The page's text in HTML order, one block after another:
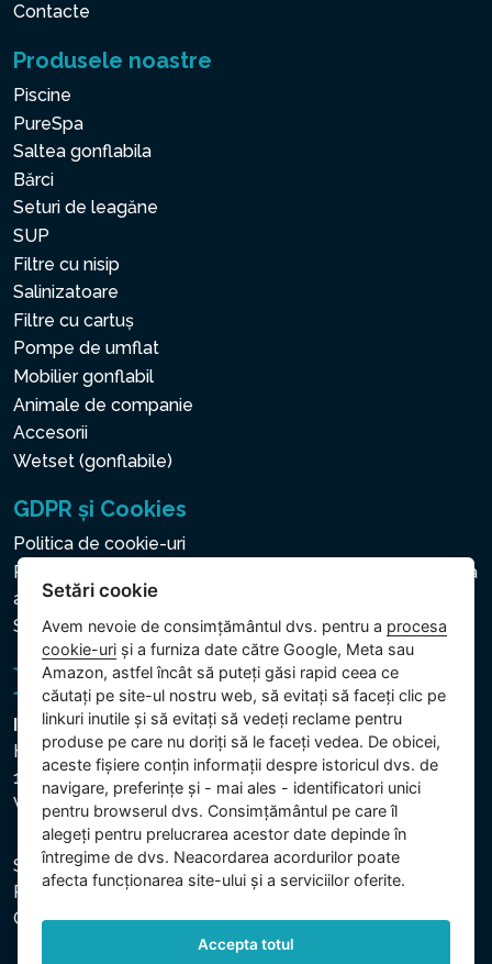
Contacte
Produsele noastre
Piscine
PureSpa
Saltea gonflabila
Bărci
Seturi de leagăne
SUP
Filtre cu nisip
Salinizatoare
Filtre cu cartuș
Pompe de umflat
Mobilier gonflabil
Animale de companie
Accesorii
Wetset (gonflabile)
GDPR și Cookies
Politica de cookie-uri
Politica privind protecția datelor cu caracter personal și a
altor date prelucrate
Setări cookie
Intex Trading, s.r.o.
Hradecká 2526/3
130 00 Praha 3
Vinohrady - Česká republika
Societatea este înregistrată la Tribunalul Municipal din
Praga, secția C, dosar 74759. CUI: 26150808, CIF:
CZ26150808.
Setări cookie
Avem nevoie de consimțământul dvs. pentru a procesa
cookie-uri și a furniza date către Google, Meta sau
Amazon, astfel încât să puteți găsi rapid ceea ce
căutați pe site-ul nostru web, să evitați să faceți clic pe
linkuri inutile și să evitați să vedeți reclame pentru
produse pe care nu doriți să le faceți vedea. De obicei,
aceste fișiere conțin informații despre istoricul dvs. de
navigare, preferințe și - mai ales - identificatori unici
pentru browserul dvs. Consimțământul pe care îl
alegeți pentru prelucrarea acestor date depinde în
întregime de dvs. Neacordarea acordurilor poate
afecta funcționarea site-ului și a serviciilor oferite.
Accepta totul